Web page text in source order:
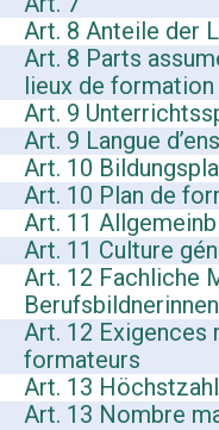
Art. 8 Anteile der
Art. 8 Parts
lieux de formation
Art. 9
Art. 9 Langue
Art. 10
Art. 10 Plan de
Art. 11
Art. 11 Culture
Art. 12 Fachliche
Art. 12 Exigences
formateurs
Art. 13
Art. 13 Nombre